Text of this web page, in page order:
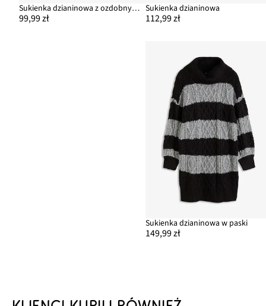
Sukienka dzianinowa z ozdobnym szwem
99,99 zł
Sukienka dzianinowa
112,99 zł
Sukienka dzianinowa w paski
149,99 zł